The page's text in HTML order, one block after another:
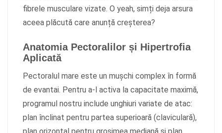
fibrele musculare vizate. O yeah, simți deja arsura
aceea plăcută care anunță creșterea?
Anatomia Pectoralilor și Hipertrofia
Aplicată
Pectoralul mare este un mușchi complex în formă
de evantai. Pentru a-l activa la capacitate maximă,
programul nostru include unghiuri variate de atac:
plan înclinat pentru partea superioară (claviculară),